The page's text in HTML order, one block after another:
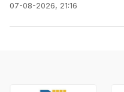
07-08-2026, 21:16